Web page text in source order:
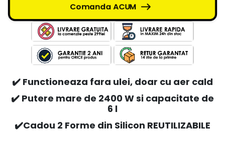
Comanda ACUM
✔️ Functioneaza fara ulei, doar cu aer cald
✔️ Putere mare de 2400 W si capacitate de
6 l
✔️Cadou 2 Forme din Silicon REUTILIZABILE